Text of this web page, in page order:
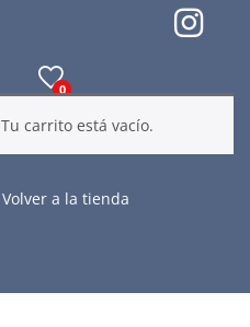
0
Tu carrito está vacío.
Volver a la tienda